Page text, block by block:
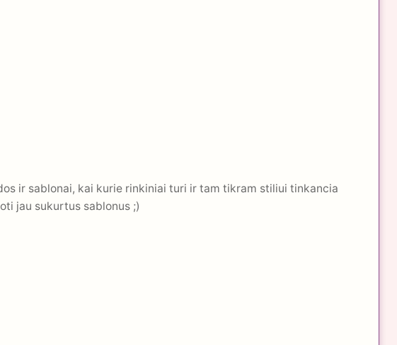
ir sablonai, kai kurie rinkiniai turi ir tam tikram stiliui tinkancia
jau sukurtus sablonus ;)